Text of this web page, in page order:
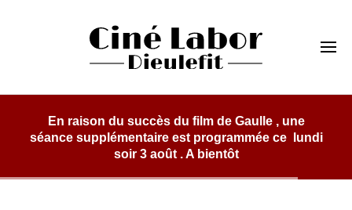
Cinéma Labor
Dieulefit
ce lundi